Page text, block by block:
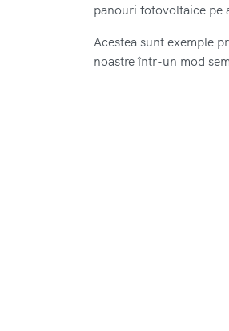
panouri fotovoltaice pe
Acestea sunt exemple
noastre într-un mod